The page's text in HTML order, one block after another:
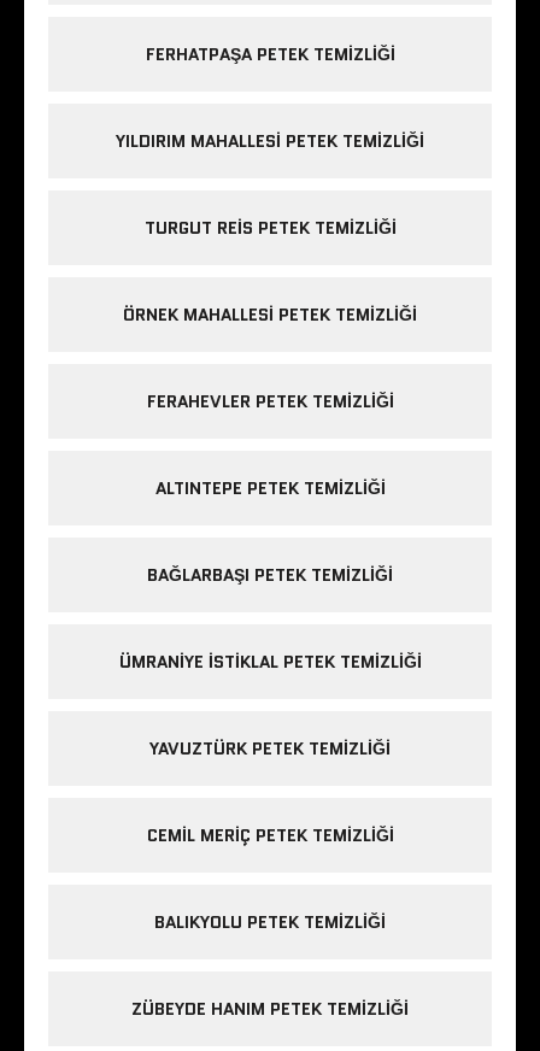
FERHATPAŞA PETEK TEMIZLIĞI
YILDIRIM MAHALLESI PETEK TEMIZLIĞI
TURGUT REIS PETEK TEMIZLIĞI
ÖRNEK MAHALLESI PETEK TEMIZLIĞI
FERAHEVLER PETEK TEMIZLIĞI
ALTINTEPE PETEK TEMIZLIĞI
BAĞLARBAŞI PETEK TEMIZLIĞI
ÜMRANIYE ISTIKLAL PETEK TEMIZLIĞI
YAVUZTÜRK PETEK TEMIZLIĞI
CEMIL MERIÇ PETEK TEMIZLIĞI
BALIKYOLU PETEK TEMIZLIĞI
ZÜBEYDE HANIM PETEK TEMIZLIĞI